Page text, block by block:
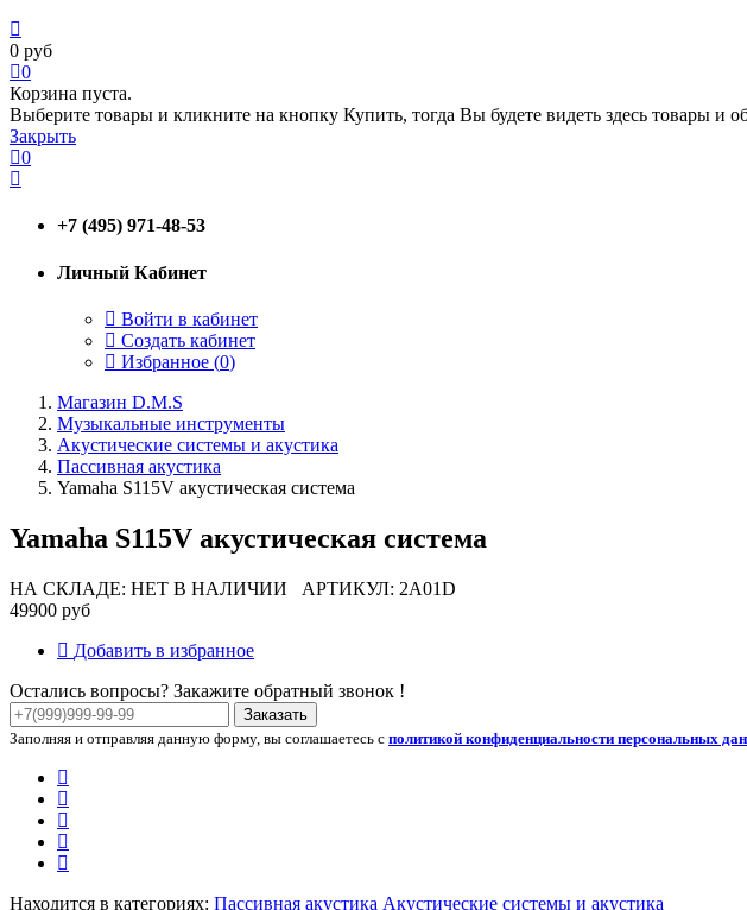
0 руб
0
Корзина пуста.
Выберите товары и кликните на кнопку Купить, тогда Вы будете видеть здесь товары и
Закрыть
0
+7 (495) 971-48-53
Личный Кабинет
Войти в кабинет
Создать кабинет
Избранное (0)
Магазин D.M.S
Музыкальные инструменты
Акустические системы и акустика
Пассивная акустика
Yamaha S115V акустическая система
Yamaha S115V акустическая система
НА СКЛАДЕ: НЕТ В НАЛИЧИИ АРТИКУЛ: 2A01D
49900 руб
Добавить в избранное
Остались вопросы? Закажите обратный звонок !
Заказать
Заполняя и отправляя данную форму, вы соглашаетесь с политикой конфиденциальности персональных
Находится в категориях: Пассивная акустика Акустические системы и акустика